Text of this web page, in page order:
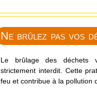
Ne brûlez pas vos
Le brûlage des déchets
strictement interdit. Cette
feu et contribue à la pollution